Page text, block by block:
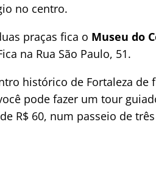
no centro.
praças fica o Museu do
na Rua São Paulo, 51.
histórico de Fortaleza
pode fazer um tour
R$ 60, num passeio de